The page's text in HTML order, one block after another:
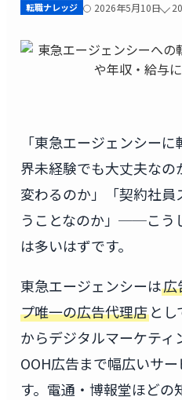
転職ナレッジ 2026年5月10日
「東急エージェンシー
界未経験でも大丈夫な
変わるのか」「契約社
うことなのか」──こう
は多いはずです。
東急エージェンシーは広
プ唯一の広告代理店とし
からデジタルマーケティ
OOH広告まで幅広いサ
す。電通・博報堂ほど